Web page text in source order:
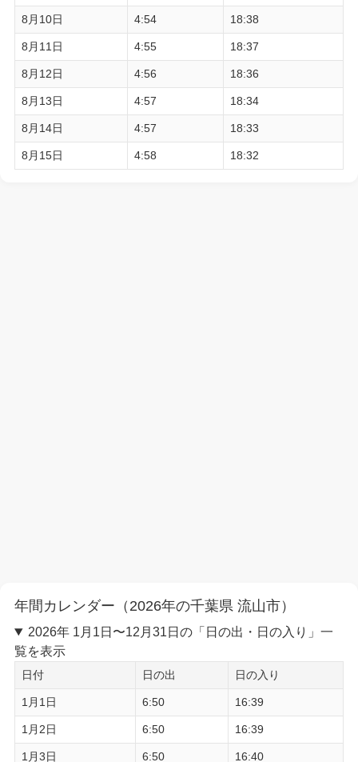
8月10日 4:54 18:38
8月11日 4:55 18:37
8月12日 4:56 18:36
8月13日 4:57 18:34
8月14日 4:57 18:33
8月15日 4:58 18:32
年間カレンダー（2026年の千葉県 流山市）
2026年 1月1日〜12月31日の「日の出・日の入り」一
覧を表示
日付 日の出 日の入り
1月1日 6:50 16:39
1月2日 6:50 16:39
1月3日 6:50 16:40